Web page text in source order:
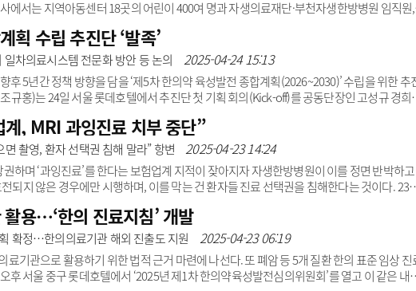
집 결과
합격률
9
의과대학 입시
중소병원
판례 유권해석
행사
법적고지 광고안내
에서는 지역아동센터 18곳의 어린이 400여 명과 자생의료재단·부천자생한방병원 임직원,
4개 팀으로 나뉜 어린이들이 둥글게 둥글게, 2인 3각 달리기, U보트 릴레이 옮기기, 제기차
을 펼쳤다. 최종 우승팀에게는 상품권과 기념품이 부상으로 제공됐으며 순위와 관계없이 모
다.아울러 자생의료재단과 부천자생한방병원은..
획 수립 추진단 ‘발족’
차의료시스템 전문화 방안 등 논의 2025-04-24 15:13
후 5년간 정책 방향을 담을 ‘제5차 한의약 육성발전 종합계획(2026~2030)’ 수립을 위한 추
규홍)는 24일 서울 롯데호텔에서 추진단 첫 기획 회의(Kick-off)를 공동단장인 고성규 경희
이 올해 종료됨에 따라 제5차 종합계획 수립을 추진하게 됐다.제5차 한의약 육성발
동으로 운영되며, 학계·유관기관 전문가와 보건복지부 한의약정책관 등 관계부처 공무원이
이해 조정과 합의 도출을 위해..
, MRI 과잉진료 치부 중단”
촬영, 환자 선택권 침해 말라” 항변 2025-04-23 14:24
하며 ‘과잉진료’를 한다는 보험업계 지적이 잦아지자 자생한방병원이 이를 정면 반박하
되지 않은 경우에만 시행하며, 이를 막는 건 환자들 진료 선택권을 침해한다는 것이다. 23
치부하는 건 이해도가 부족한 것”이라고 일침했다.이어 “한방 경증환자가 교통사고로 고통
강요하는 것이나 다름없다”고 지적했다. 병원에 따르면 교통사고 후 한의치료에서 MRI 촬
것이다. 교통사고 충격으..
용…‘한의 진료지침’ 개발
확정…한의의료기관 해외 진출도 지원 2025-04-23 06:19
료기관으로 활용하기 위한 법적 근거 마련에 나선다. 또 폐암 등 5개 질환 한의 표준 임상 진
후 서울 중구 롯데호텔에서 ‘2025년 제1차 한의약육성발전심의위원회’를 열고 이 같은 내